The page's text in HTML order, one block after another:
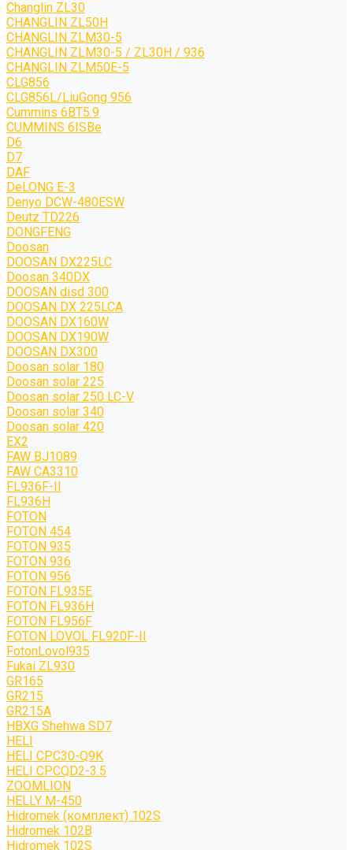
Changlin ZL30
CHANGLIN ZL50H
CHANGLIN ZLM30-5
CHANGLIN ZLM30-5 / ZL30H / 936
CHANGLIN ZLM50E-5
CLG856
CLG856L/LiuGong 956
Cummins 6BT5.9
CUMMINS 6ISBe
D6
D7
DAF
DeLONG Е-3
Denyo DCW-480ESW
Deutz TD226
DONGFENG
Doosan
DOOSAN DX225LC
Doosan 340DX
DOOSAN disd 300
DOOSAN DX 225LCA
DOOSAN DX160W
DOOSAN DX190W
DOOSAN DX300
Doosan solar 180
Doosan solar 225
Doosan solar 250 LC-V
Doosan solar 340
Doosan solar 420
EX2
FAW BJ1089
FAW CA3310
FL936F-II
FL936H
FOTON
FOTON 454
FOTON 935
FOTON 936
FOTON 956
FOTON FL935E
FOTON FL936H
FOTON FL956F
FOTON LOVOL FL920F-II
FotonLovol935
Fukai ZL930
GR165
GR215
GR215A
HBXG Shehwa SD7
HELI
HELI CPC30-Q9K
HELI CPCQD2-3.5
ZOOMLION
HELLY M-450
Hidromek (комплект) 102S
Hidromek 102B
Hidromek 102S